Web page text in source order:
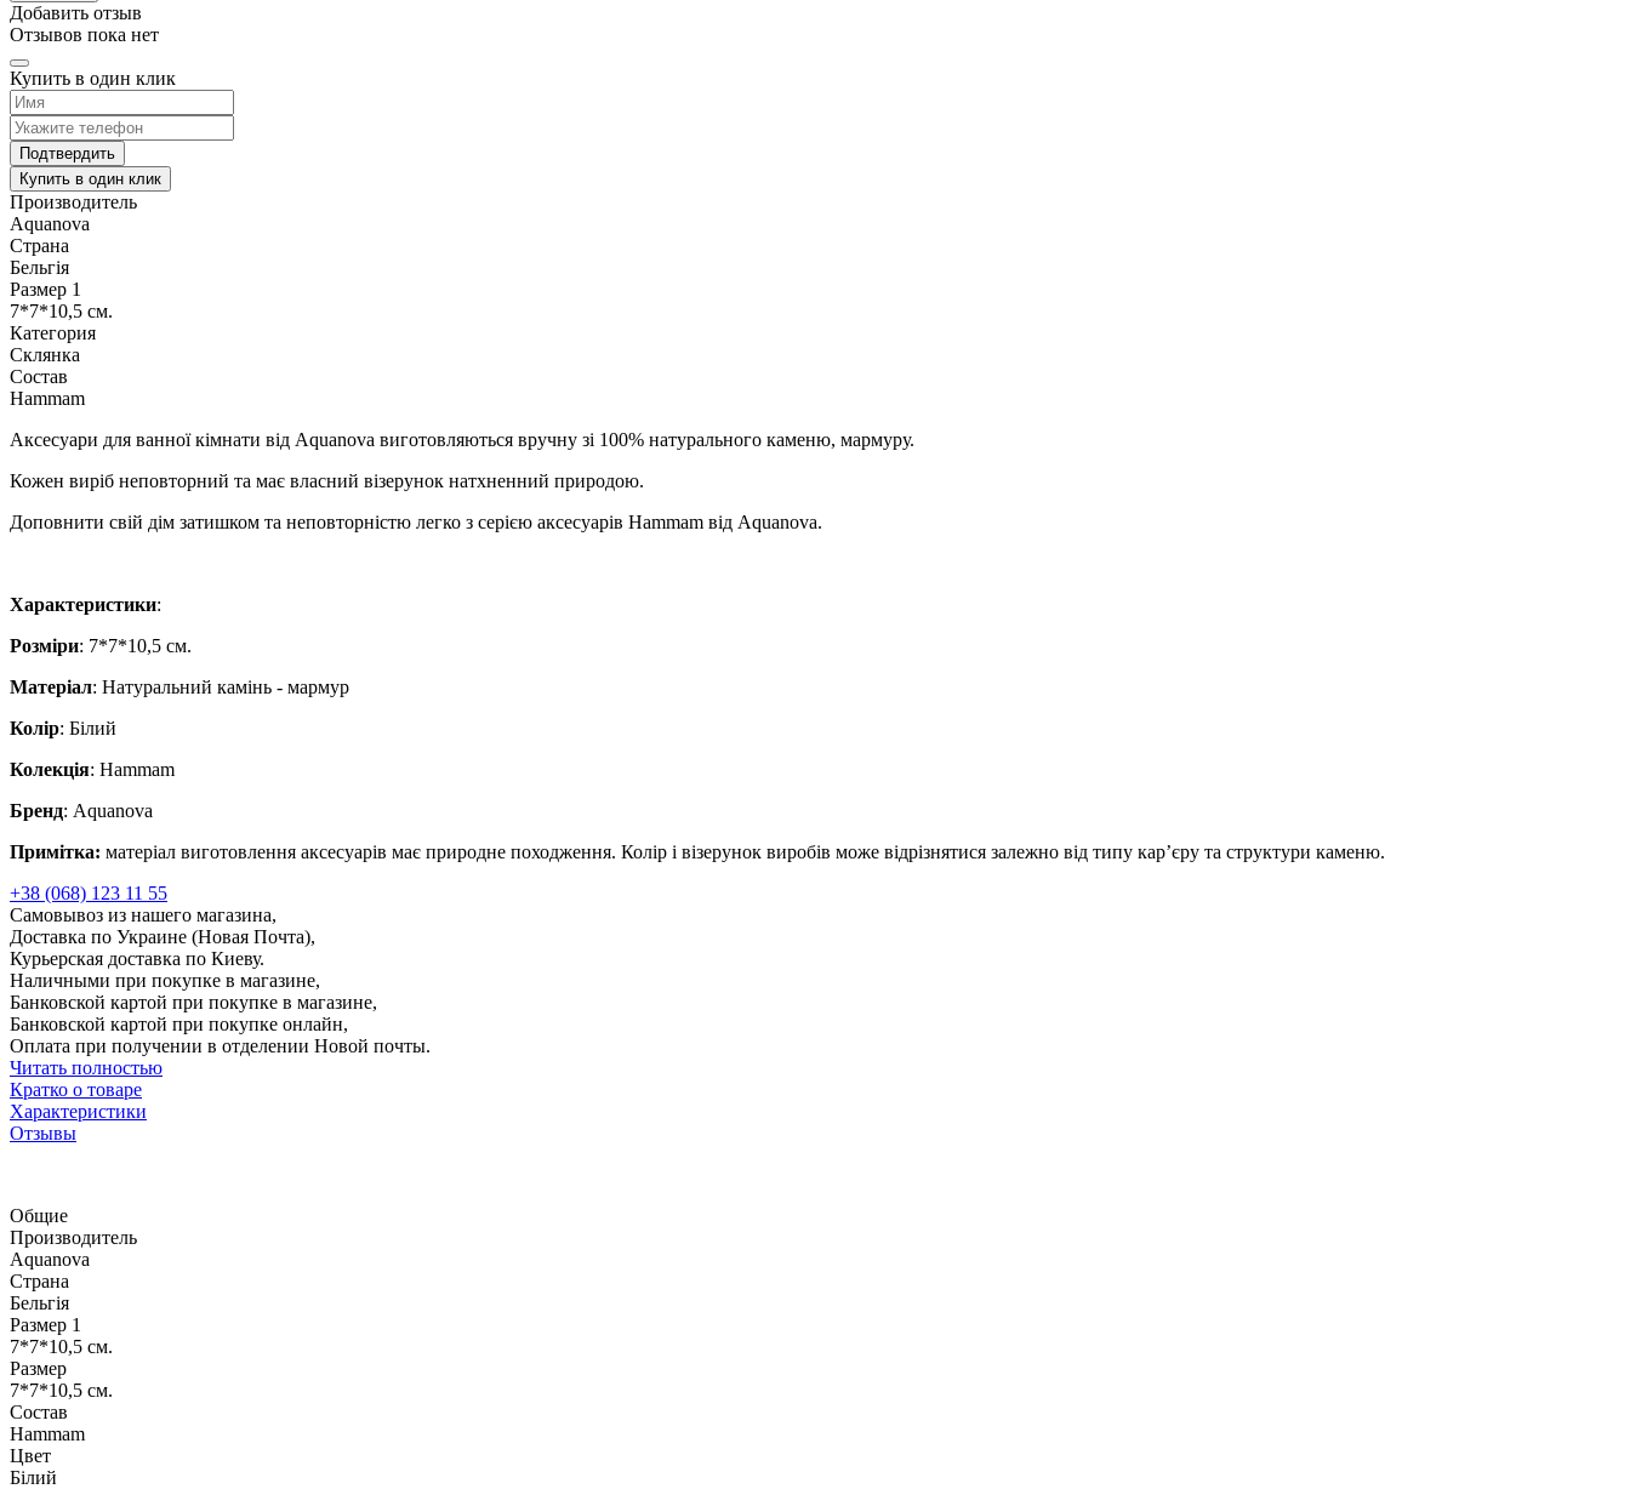
Добавить отзыв
Отзывов пока нет
Купить в один клик
Подтвердить
Купить в один клик
Производитель
Aquanova
Страна
Бельгія
Размер 1
7*7*10,5 см.
Категория
Склянка
Состав
Hammam
Аксесуари для ванної кімнати від Aquanova виготовляються вручну зі 100% натурального каменю, мармуру.
Кожен виріб неповторний та має власний візерунок натхненний природою.
Доповнити свій дім затишком та неповторністю легко з серією аксесуарів Hammam від Aquanova.
Характеристики:
Розміри: 7*7*10,5 см.
Матеріал: Натуральний камінь - мармур
Колір: Білий
Колекція: Hammam
Бренд: Aquanova
Примітка: матеріал виготовлення аксесуарів має природне походження. Колір і візерунок виробів може відрізнятися залежно від типу кар’єру та структури каменю.
+38 (068) 123 11 55
Самовывоз из нашего магазина,
Доставка по Украине (Новая Почта),
Курьерская доставка по Киеву.
Наличными при покупке в магазине,
Банковской картой при покупке в магазине,
Банковской картой при покупке онлайн,
Оплата при получении в отделении Новой почты.
Читать полностью
Кратко о товаре
Характеристики
Отзывы
Общие
Производитель
Aquanova
Страна
Бельгія
Размер 1
7*7*10,5 см.
Размер
7*7*10,5 см.
Состав
Hammam
Цвет
Білий